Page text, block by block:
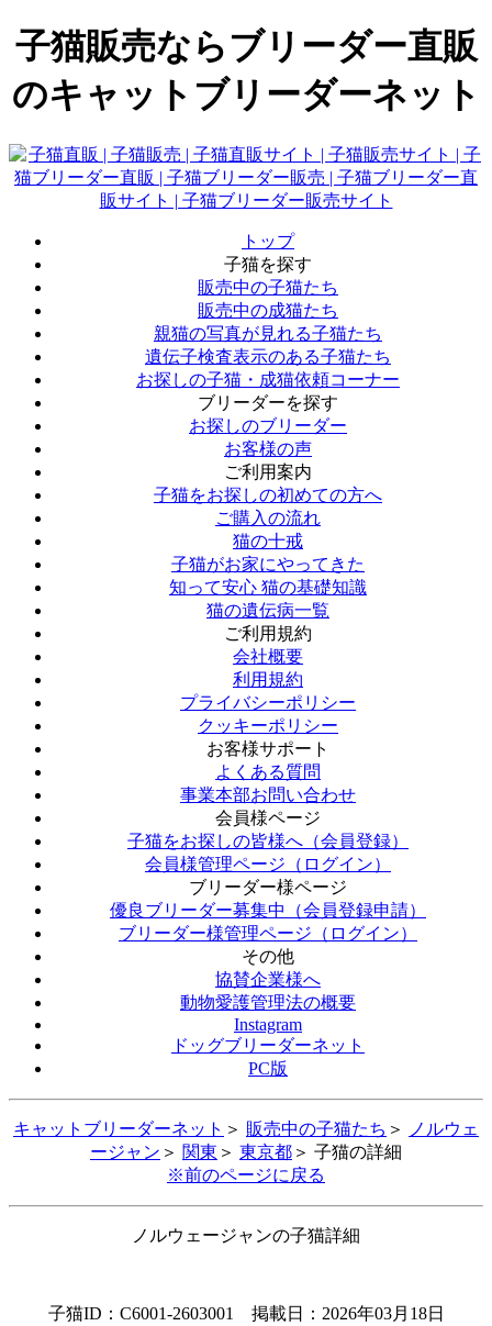
子猫販売ならブリーダー直販
のキャットブリーダーネット
トップ
子猫を探す
販売中の子猫たち
販売中の成猫たち
親猫の写真が見れる子猫たち
遺伝子検査表示のある子猫たち
お探しの子猫・成猫依頼コーナー
ブリーダーを探す
お探しのブリーダー
お客様の声
ご利用案内
子猫をお探しの初めての方へ
ご購入の流れ
猫の十戒
子猫がお家にやってきた
知って安心 猫の基礎知識
猫の遺伝病一覧
ご利用規約
会社概要
利用規約
プライバシーポリシー
クッキーポリシー
お客様サポート
よくある質問
事業本部お問い合わせ
会員様ページ
子猫をお探しの皆様へ（会員登録）
会員様管理ページ（ログイン）
ブリーダー様ページ
優良ブリーダー募集中（会員登録申請）
ブリーダー様管理ページ（ログイン）
その他
協賛企業様へ
動物愛護管理法の概要
Instagram
ドッグブリーダーネット
PC版
キャットブリーダーネット ＞ 販売中の子猫たち ＞
ノルウェ
ージャン ＞ 関東 ＞ 東京都 ＞ 子猫の詳細
※前のページに戻る
ノルウェージャンの子猫詳細
子猫ID：C6001-2603001 掲載日：2026年03月18日